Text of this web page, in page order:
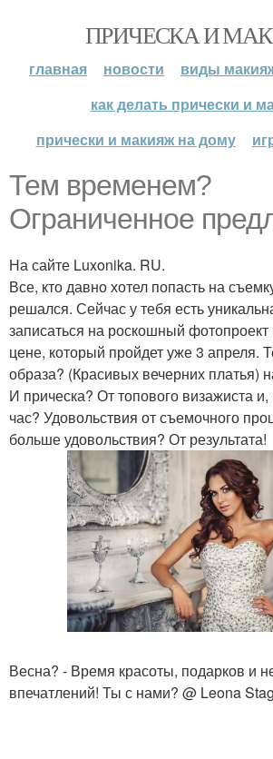
ПРИЧЕСКА И
главная новости
виды
как делать прически и
прически и макияж на дому
Тем временем?
Ограниченное
На сайте Luxonika. RU.
Все, кто давно хотел попасть на
решался. Сейчас у тебя есть
записаться на роскошный
цене, который пройдет уже 3 апреля.
образа? (Красивых вечерних платья)
И прическа? От топового визажиста
час? Удовольствия от съемочного
больше удовольствия? От результата!
Весна? - Время красоты, подарков и
впечатлений! Ты с нами? @ Leona